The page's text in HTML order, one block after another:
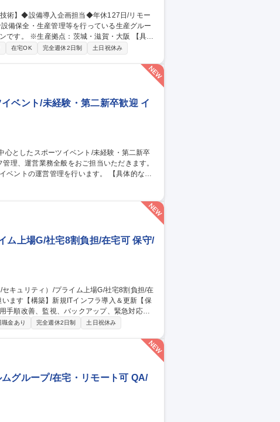
。 ※生産拠点：茨城・滋賀・大阪 【具体
・省人設備などの検討・紹介・導入／新設備
在宅OK 完全週休2日制 土日祝休み
ベント/未経験・第二新卒歓迎 イ
営管理を行います。 【具体的な業
ント） ・アルバイトの手配、現場での指示だ
を中心としたスポーツイベント/未経験・第二新卒歓迎
ム上場G/社宅8割負担/在宅可 保守/
手順改善、監視、バックアップ、緊急対応、
対応、営業・技術担当とのやりとり等） ・新
整理と説明、成果物のレビュー） 募集職
宅8割負担/在宅可
職金あり 完全週休2日制 土日祝休み
グループ/在宅・リモート可 QA/